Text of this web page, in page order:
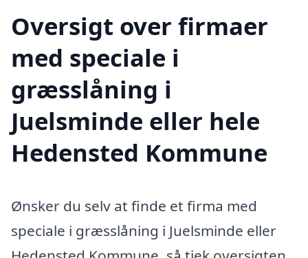
Oversigt over firmaer
med speciale i
græsslåning i
Juelsminde eller hele
Hedensted Kommune
Ønsker du selv at finde et firma med
speciale i græsslåning i Juelsminde eller